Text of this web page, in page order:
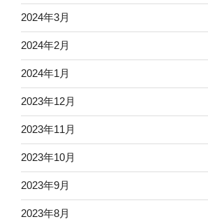
2024年3月
2024年2月
2024年1月
2023年12月
2023年11月
2023年10月
2023年9月
2023年8月